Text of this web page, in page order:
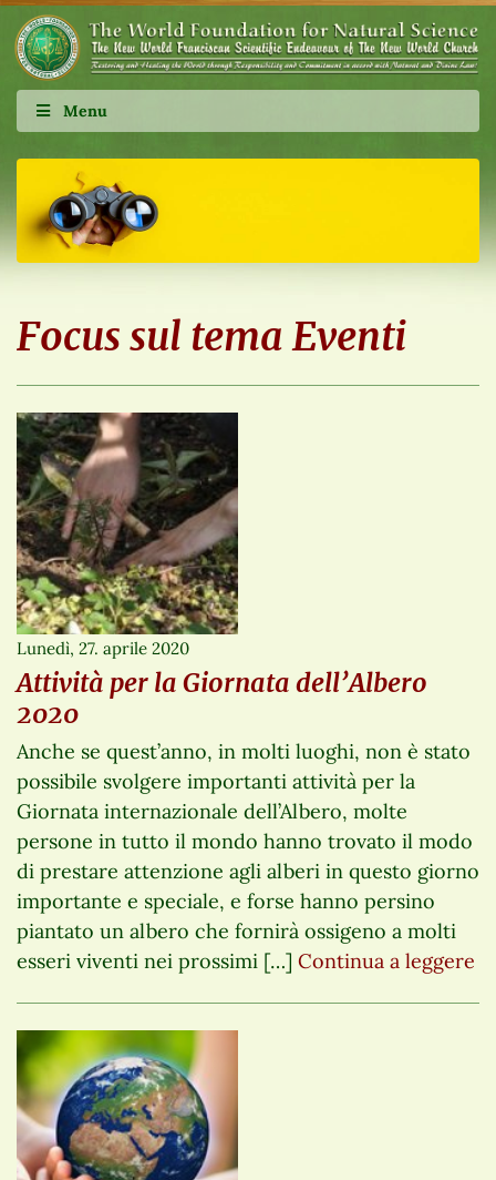
Menu
Focus sul tema Eventi
Lunedì, 27. aprile 2020
Attività per la Giornata dell’Albero
2020
Anche se quest’anno, in molti luoghi, non è stato
possibile svolgere importanti attività per la
Giornata internazionale dell’Albero, molte
persone in tutto il mondo hanno trovato il modo
di prestare attenzione agli alberi in questo giorno
importante e speciale, e forse hanno persino
piantato un albero che fornirà ossigeno a molti
esseri viventi nei prossimi […] Continua a leggere